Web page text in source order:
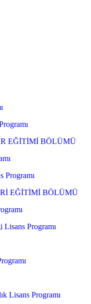
EĞİTİMİ BÖLÜMÜ
Programı
EĞİTİMİ BÖLÜMÜ
Programı
Lisans Programı